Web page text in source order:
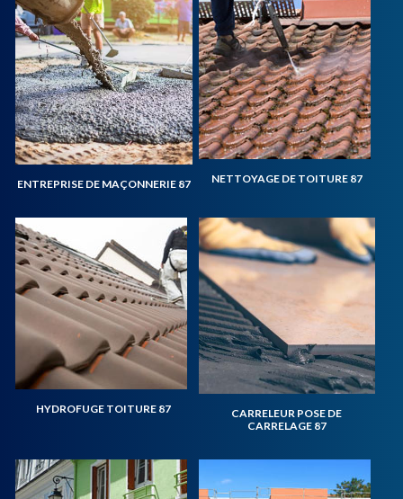
ENTREPRISE DE MAÇONNERIE 87 NETTOYAGE DE TOITURE 87
HYDROFUGE TOITURE 87
CARRELEUR POSE DE
CARRELAGE 87